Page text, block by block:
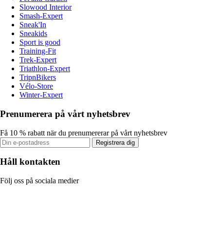
Slowood Interior
Smash-Expert
Sneak'In
Sneakids
Sport is good
Training-Fit
Trek-Expert
Triathlon-Expert
TripnBikers
Vélo-Store
Winter-Expert
Prenumerera på vårt nyhetsbrev
Få 10 % rabatt när du prenumererar på vårt nyhetsbrev
Registrera dig
Håll kontakten
Följ oss på sociala medier